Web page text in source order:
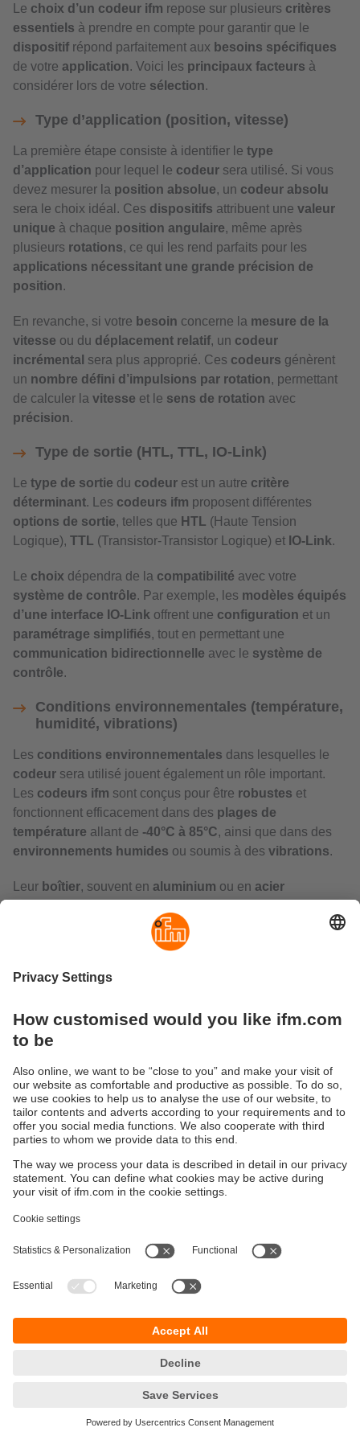
Le choix d’un codeur ifm repose sur plusieurs critères
essentiels à prendre en compte pour garantir que le
dispositif répond parfaitement aux besoins spécifiques
de votre application. Voici les principaux facteurs à
considérer lors de votre sélection.
Type d’application (position, vitesse)
La première étape consiste à identifier le type
d’application pour lequel le codeur sera utilisé. Si vous
devez mesurer la position absolue, un codeur absolu
sera le choix idéal. Ces dispositifs attribuent une valeur
unique à chaque position angulaire, même après
plusieurs rotations, ce qui les rend parfaits pour les
applications nécessitant une grande précision de
position.
En revanche, si votre besoin concerne la mesure de la
vitesse ou du déplacement relatif, un codeur
incrémental sera plus approprié. Ces codeurs génèrent
un nombre défini d’impulsions par rotation, permettant
de calculer la vitesse et le sens de rotation avec
précision.
Type de sortie (HTL, TTL, IO-Link)
Le type de sortie du codeur est un autre critère
déterminant. Les codeurs ifm proposent différentes
options de sortie, telles que HTL (Haute Tension
Logique), TTL (Transistor-Transistor Logique) et IO-Link.
Le choix dépendra de la compatibilité avec votre
système de contrôle. Par exemple, les modèles équipés
d’une interface IO-Link offrent une configuration et un
paramétrage simplifiés, tout en permettant une
communication bidirectionnelle avec le système de
contrôle.
Conditions environnementales (température,
humidité, vibrations)
Les conditions environnementales dans lesquelles le
codeur sera utilisé jouent également un rôle important.
Les codeurs ifm sont conçus pour être robustes et
fonctionnent efficacement dans des plages de
température allant de -40°C à 85°C, ainsi que dans des
environnements humides ou soumis à des vibrations.
Leur boîtier, souvent en aluminium ou en acier
. De plus, lesmodèles
ouIP67selon le
conditions difficiles
codeurs industriels ?
Les codeurs industrielsjouent un rôle clé dans de
nombreusesapplicationsen garantissant
fiabilité
dans les systèmes de production
Voici les principauxdomainesoù ils sont
indispensables.
codeurs industrielssont largement utilisés dans les
robots pour mesurer lapositionet la
contrôle précis, essentiel pour destâchescomme
l'
soudure, lapeinture
applications de soudure à l'arc
position des bras des robots